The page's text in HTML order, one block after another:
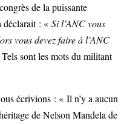
de la puissante
déclarait : « Si l’ANC vous
vous devez faire à l’ANC
sont les mots du militant
écrivions : « Il n’y a aucun
de Nelson Mandela de